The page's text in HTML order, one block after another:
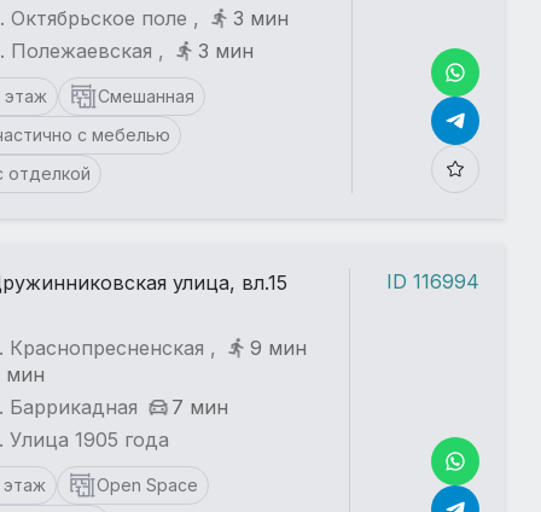
Октябрьское поле ,
3 мин
Полежаевская ,
3 мин
этаж
Смешанная
с мебелью
отделкой
улица, вл.15
Краснопресненская ,
9 мин
мин
Баррикадная
7 мин
Улица 1905 года
этаж Open Space
ID 116994